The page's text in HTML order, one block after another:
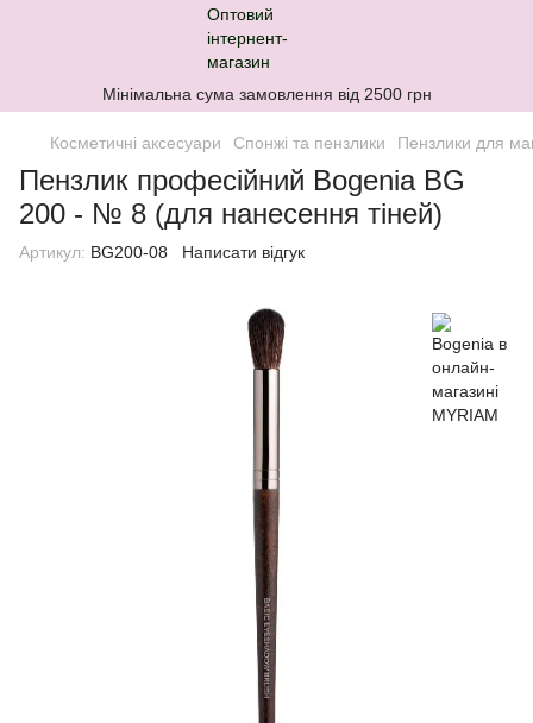
Мінімальна сума замовлення від 2500 грн
Косметичні аксесуари Спонжі та пензлики Пензлики для
Пензлик професійний Bogenia BG
200 - № 8 (для нанесення тіней)
Артикул: BG200-08 Написати відгук